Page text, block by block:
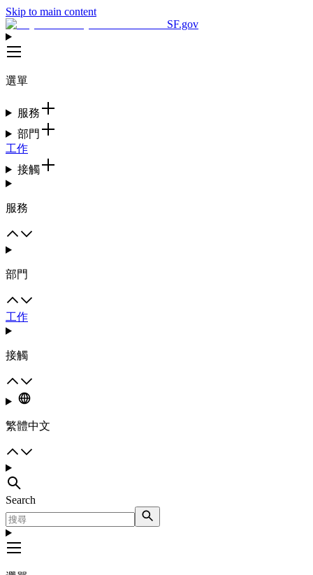
Skip to main content
SF.gov
選單
服務
部門
工作
接觸
服務
部門
工作
接觸
繁體中文
Search